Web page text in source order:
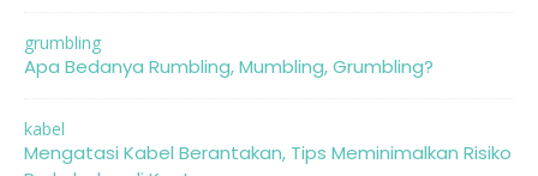
grumbling
Apa Bedanya Rumbling, Mumbling, Grumbling?
kabel
Mengatasi Kabel Berantakan, Tips Meminimalkan Risiko